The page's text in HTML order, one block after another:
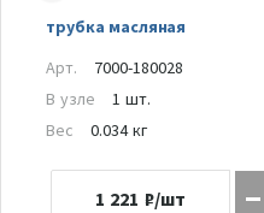
трубка масляная
Арт.
7000-180028
В узле
1 шт.
Вес
0.034 кг
1 221 ₽/шт